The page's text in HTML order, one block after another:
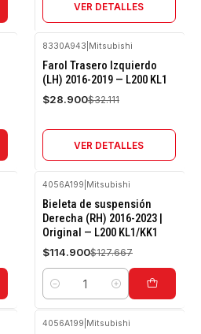
VER DETALLES
-10%
OFF
8330A943 Mitsubishi
Farol Trasero Izquierdo
(LH) 2016-2019 — L200 KL1
$28.900$32.111
VER DETALLES
-10%
OFF
4056A199 Mitsubishi
Bieleta de suspensión
Derecha (RH) 2016-2023 |
Original — L200 KL1/KK1
$114.900$127.667
Cantidad
4056A199 Mitsubishi